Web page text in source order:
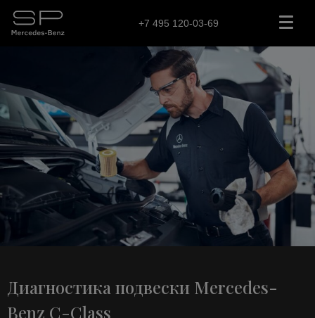
+7 495 120-03-69
Диагностика подвески Mercedes-
Benz C-Class